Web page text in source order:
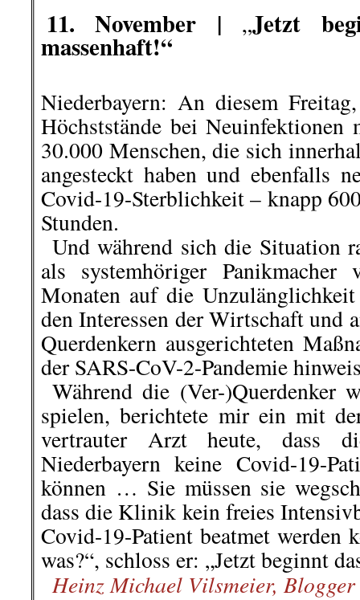
11. November | „Jetzt
massenhaft!“
Niederbayern: An diesem
Höchststände bei Neuinfektionen
30.000 Menschen, die sich
angesteckt haben und ebenfalls
Covid-19-Sterblichkeit – knapp
Stunden.
Und während sich die Situation
als systemhöriger
Monaten auf die
den Interessen der Wirtschaft und
Querdenkern ausgerichteten
der SARS-CoV-2-Pandemie
Während die (Ver-)Querdenker
spielen, berichtete mir ein mit
vertrauter Arzt heute, dass
Niederbayern keine Covid-19-
können … Sie müssen sie
dass die Klinik kein freies
Covid-19-Patient beatmet werden
was?“, schloss er: „Jetzt beginnt
..Heinz Michael Vilsmeier, Blogger